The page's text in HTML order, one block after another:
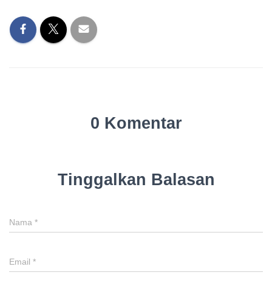
0 Komentar
Tinggalkan Balasan
Nama *
Email *